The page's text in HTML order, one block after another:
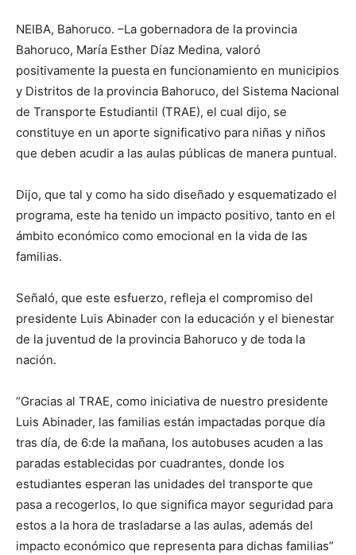
NEIBA, Bahoruco. –La gobernadora de la provincia
Bahoruco, María Esther Díaz Medina, valoró
positivamente la puesta en funcionamiento en municipios
y Distritos de la provincia Bahoruco, del Sistema Nacional
de Transporte Estudiantil (TRAE), el cual dijo, se
constituye en un aporte significativo para niñas y niños
que deben acudir a las aulas públicas de manera puntual.
Dijo, que tal y como ha sido diseñado y esquematizado el
programa, este ha tenido un impacto positivo, tanto en el
ámbito económico como emocional en la vida de las
familias.
Señaló, que este esfuerzo, refleja el compromiso del
presidente Luis Abinader con la educación y el bienestar
de la juventud de la provincia Bahoruco y de toda la
nación.
“Gracias al TRAE, como iniciativa de nuestro presidente
Luis Abinader, las familias están impactadas porque día
tras día, de 6:de la mañana, los autobuses acuden a las
paradas establecidas por cuadrantes, donde los
estudiantes esperan las unidades del transporte que
pasa a recogerlos, lo que significa mayor seguridad para
estos a la hora de trasladarse a las aulas, además del
impacto económico que representa para dichas familias”